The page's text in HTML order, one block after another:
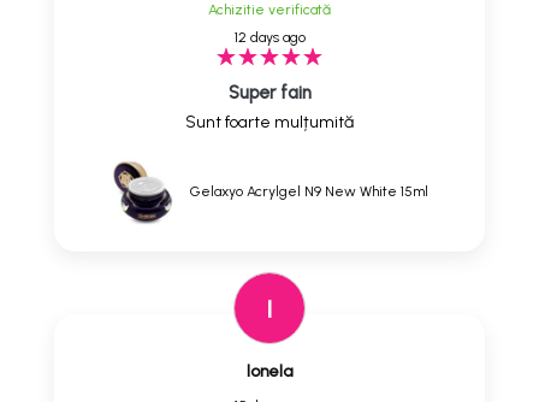
Achizitie verificată
12 days ago
Super fain
Sunt foarte mulțumită
Gelaxyo Acrylgel N9 New White 15ml
I
Ionela